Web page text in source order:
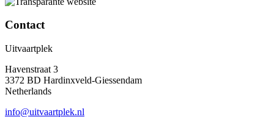
Contact
Uitvaartplek
Havenstraat 3
3372 BD Hardinxveld-Giessendam
Netherlands
info@uitvaartplek.nl